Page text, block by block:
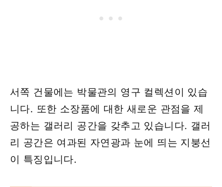
서쪽 건물에는 박물관의 영구 컬렉션이 있습
니다. 또한 소장품에 대한 새로운 관점을 제
공하는 갤러리 공간을 갖추고 있습니다. 갤러
리 공간은 여과된 자연광과 눈에 띄는 지붕선
이 특징입니다.